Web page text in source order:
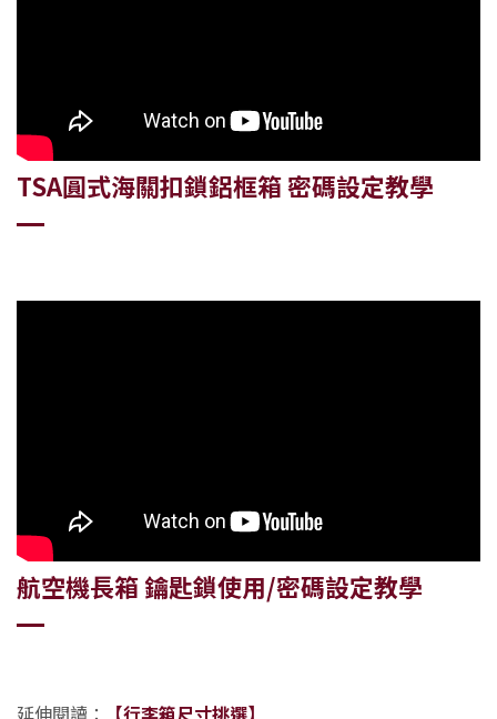
TSA圓式海關扣鎖鋁框箱密碼設定教學
航空機長箱 鑰匙鎖使用/密碼設定教學
延伸閱讀：
【行李箱尺寸挑選】